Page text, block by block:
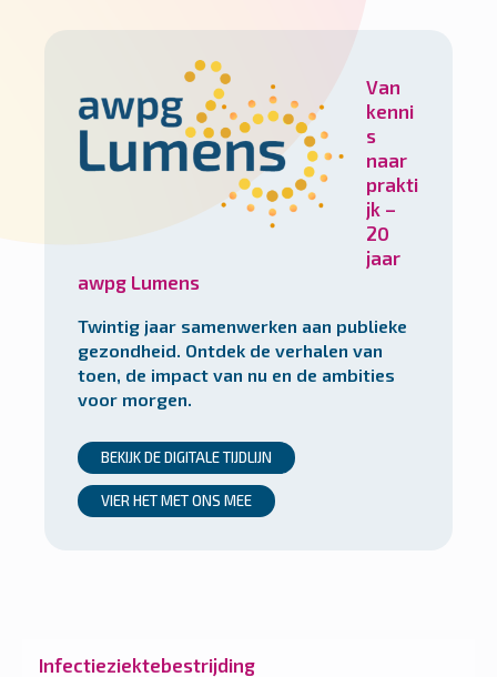
Van
kenni
s
naar
prakti
jk –
20
jaar
awpg Lumens
Twintig jaar samenwerken aan publieke
gezondheid. Ontdek de verhalen van
toen, de impact van nu en de ambities
voor morgen.
BEKIJK DE DIGITALE TIJDLIJN
VIER HET MET ONS MEE
Infectieziektebestrijding